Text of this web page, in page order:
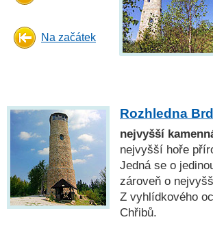
Na začátek
Rozhledna
nejvyšší
nejvyšší hoře
Jedná se o
zároveň o
Z vyhlídkového
Chřibů.